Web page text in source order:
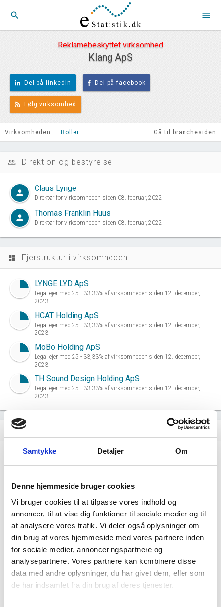
Samtykke Detaljer Om
Denne hjemmeside bruger cookies
Vi bruger cookies til at tilpasse vores indhold og
annoncer, til at vise dig funktioner til sociale medier og til
at analysere vores trafik. Vi deler også oplysninger om
din brug af vores hjemmeside med vores partnere inden
for sociale medier, annonceringspartnere og
analysepartnere. Vores partnere kan kombinere disse
data med andre oplysninger, du har givet dem, eller som
de har indsamlet fra din brug af deres tjenester.
search menu
Reklamebeskyttet virksomhed
Klang ApS
Del på linkedIn Del på facebook
Følg virksomhed
Virksomheden Roller Gå til branchesiden
people_outline Direktion og bestyrelse
person Claus Lynge
Direktør for virksomheden siden 08. februar, 2022
person Thomas Franklin Huus
Direktør for virksomheden siden 08. februar, 2022
dashboard Ejerstruktur i virksomheden
LYNGE LYD ApS
Legal ejer med 25 - 33,33% af virksomheden siden 12. december,
2023.
HCAT Holding ApS
Legal ejer med 25 - 33,33% af virksomheden siden 12. december,
2023.
MoBo Holding ApS
Legal ejer med 25 - 33,33% af virksomheden siden 12. december,
2023.
TH Sound Design Holding ApS
Legal ejer med 25 - 33,33% af virksomheden siden 12. december,
2023.
dashboard Virksomhedens datterselskaber
Klang ApS har ingen datterselskaber.